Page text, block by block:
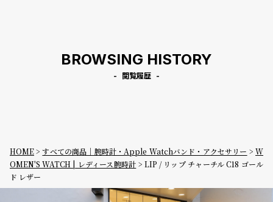
BROWSING HISTORY
閲覧履歴
HOME すべての商品｜腕時計・Apple Watchバンド・アクセサリー
W
OMEN'S WATCH | レディース腕時計
LIP / リップ チャーチル C18 ゴール
ド レザー